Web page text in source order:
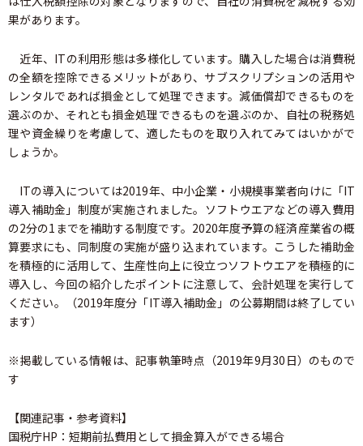
果があります。
近年、ITの利用形態は多様化しています。購入した場合は消費税
の全額を控除できるメリットがあり、サブスクリプションの活用や
レンタルであれば損金として処理できます。減価償却できるものを
選ぶのか、それとも損金処理できるものを選ぶのか、自社の税務処
理や資金繰りを考慮して、適したものを取り入れてみてはいかがで
しょうか。
ITの導入については2019年、中小企業・小規模事業者向けに「IT
導入補助金」制度が実施されました。ソフトウエアなどの導入費用
の2分の1までを補助する制度です。2020年度予算の経済産業省の概
算要求にも、同制度の実施が盛り込まれています。こうした補助金
を積極的に活用して、生産性向上に役立つソフトウエアを積極的に
導入し、今回の紹介したポイントに注意して、会計処理を実行して
ください。（2019年度分「IT導入補助金」の公募期間は終了してい
ます）
※掲載している情報は、記事執筆時点（2019年9月30日）のもので
す
【関連記事・参考資料】
国税庁HP：短期前払費用として損金算入ができる場合